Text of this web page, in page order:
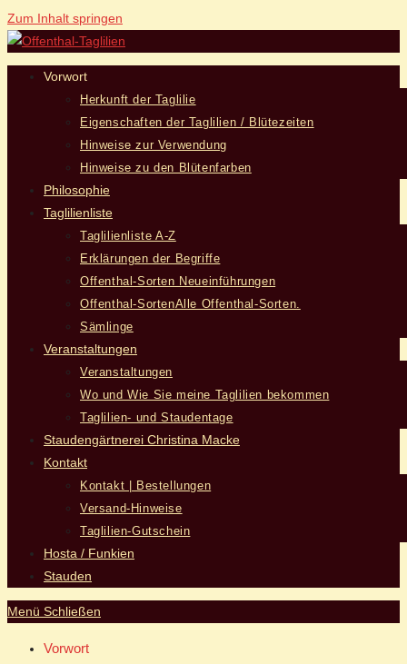
Zum Inhalt springen
Vorwort
Herkunft der Taglilie
Eigenschaften der Taglilien / Blütezeiten
Hinweise zur Verwendung
Hinweise zu den Blütenfarben
Philosophie
Taglilienliste
Taglilienliste A-Z
Erklärungen der Begriffe
Offenthal-Sorten Neueinführungen
Offenthal-SortenAlle Offenthal-Sorten.
Sämlinge
Veranstaltungen
Veranstaltungen
Wo und Wie Sie meine Taglilien bekommen
Taglilien- und Staudentage
Staudengärtnerei Christina Macke
Kontakt
Kontakt | Bestellungen
Versand-Hinweise
Taglilien-Gutschein
Hosta / Funkien
Stauden
Menü Schließen
Vorwort